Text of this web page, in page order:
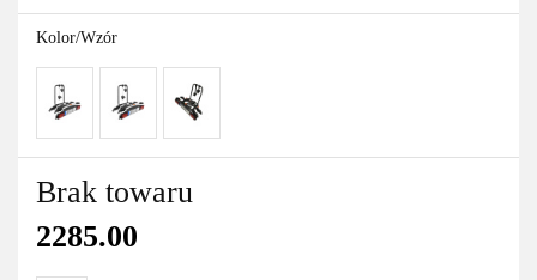
Kolor/Wzór
Brak towaru
2285.00